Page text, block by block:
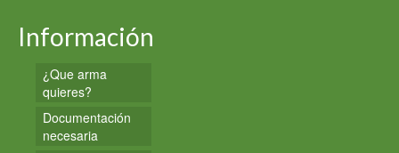
Información
¿Que arma
quieres?
Documentación
necesaria